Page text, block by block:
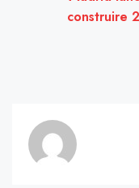
construire